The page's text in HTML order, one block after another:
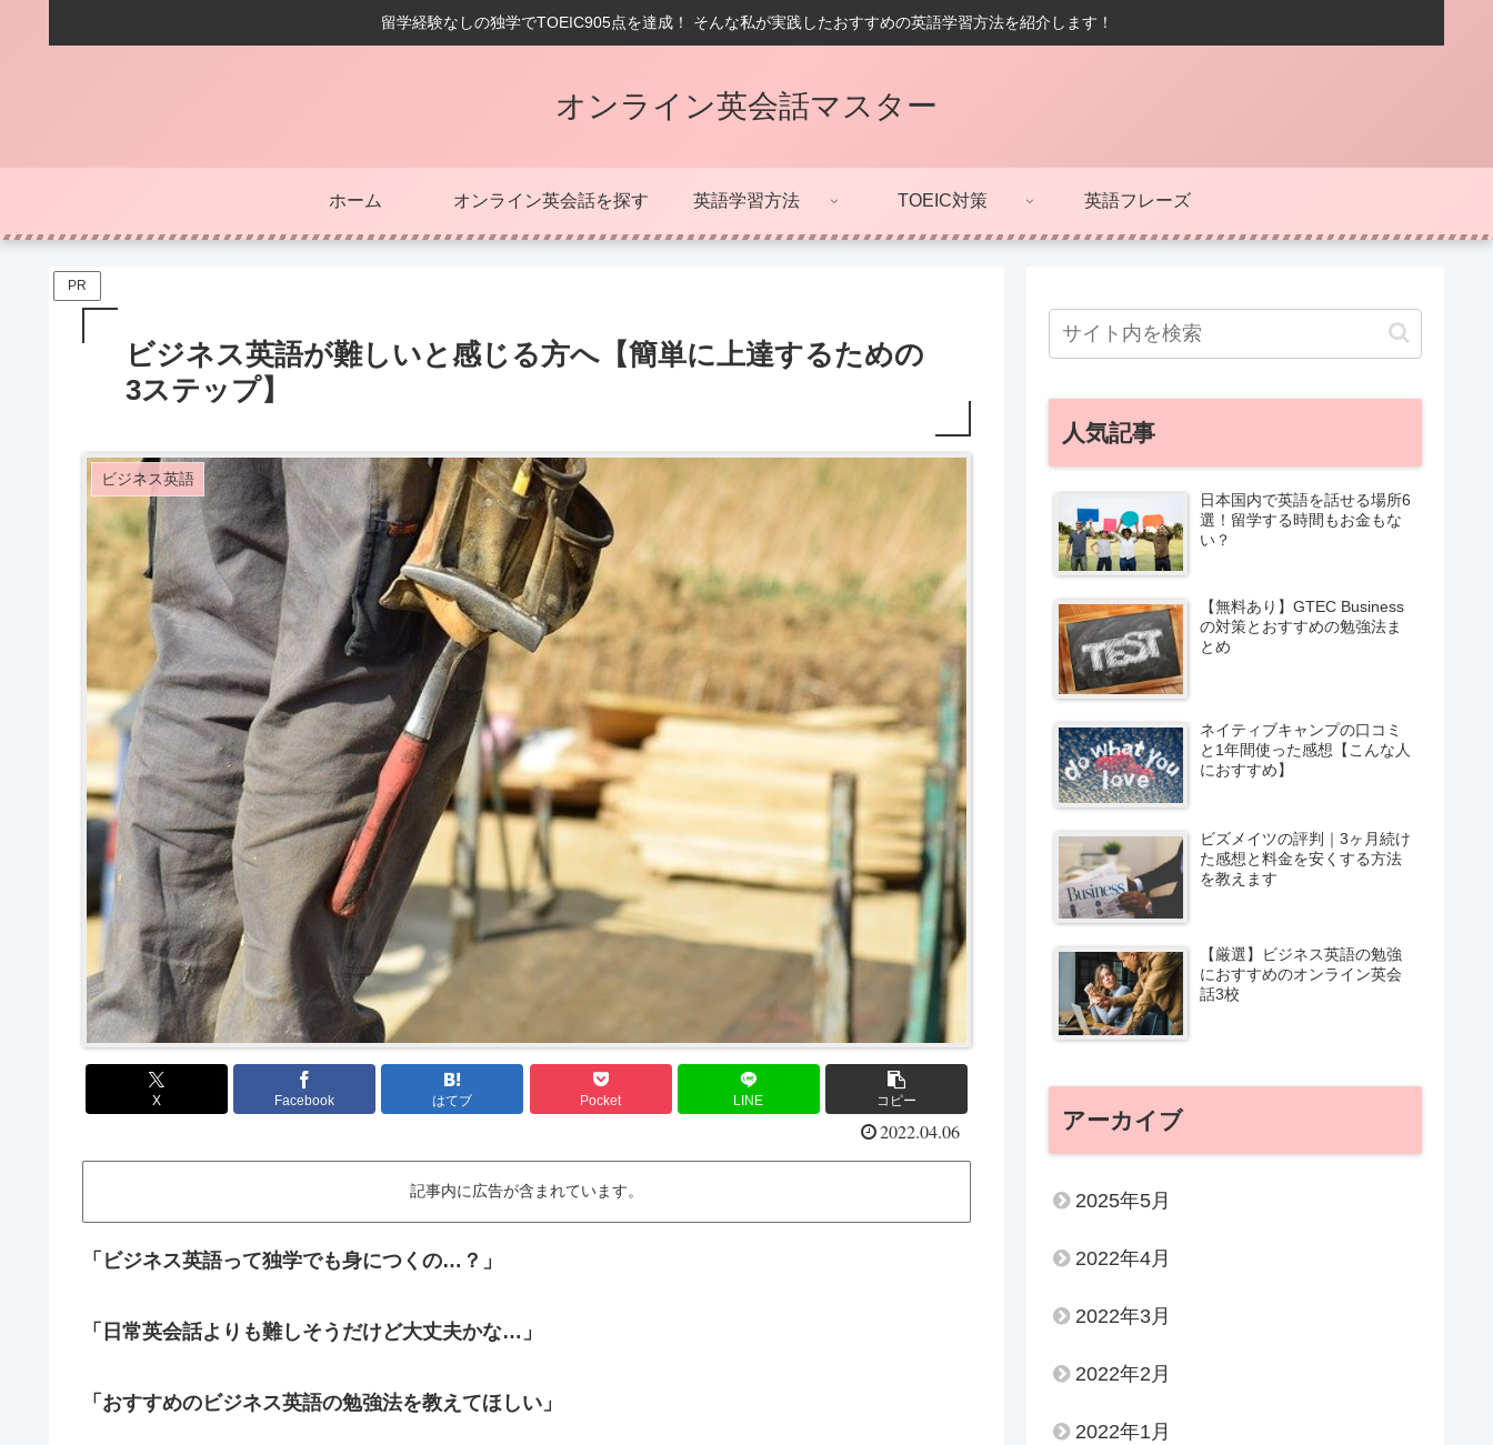
留学経験なしの独学でTOEIC905点を達成！ そんな私が実践したおすすめの英語学習方法を紹介します！
オンライン英会話マスター
ホーム オンライン英会話を探す 英語学習方法 TOEIC対策 英語フレーズ
PR
ビジネス英語が難しいと感じる方へ【簡単に上達するための
3ステップ】
ビジネス英語
X Facebook はてブ Pocket LINE コピー
2022.04.06
記事内に広告が含まれています。
「ビジネス英語って独学でも身につくの…？」
「日常英会話よりも難しそうだけど大丈夫かな…」
「おすすめのビジネス英語の勉強法を教えてほしい」
人気記事
日本国内で英語を話せる場所6
選！留学する時間もお金もな
い？
【無料あり】GTEC Business
の対策とおすすめの勉強法ま
とめ
ネイティブキャンプの口コミ
と1年間使った感想【こんな人
におすすめ】
ビズメイツの評判｜3ヶ月続け
た感想と料金を安くする方法
を教えます
【厳選】ビジネス英語の勉強
におすすめのオンライン英会
話3校
アーカイブ
2025年5月
2022年4月
2022年3月
2022年2月
2022年1月